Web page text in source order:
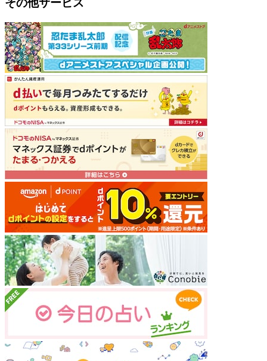
その他サービス